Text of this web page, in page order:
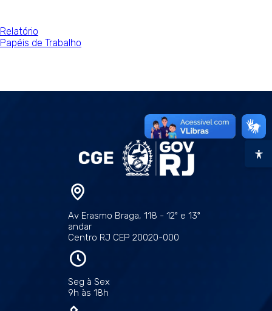
Relatório
Papéis de Trabalho
Av Erasmo Braga, 118 - 12º e 13º
andar
Centro RJ CEP 20020-000
Seg à Sex
9h às 18h